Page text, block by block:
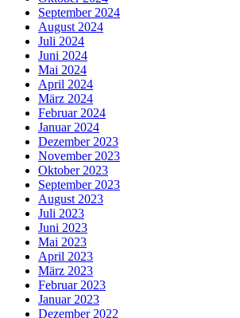
September 2024
August 2024
Juli 2024
Juni 2024
Mai 2024
April 2024
März 2024
Februar 2024
Januar 2024
Dezember 2023
November 2023
Oktober 2023
September 2023
August 2023
Juli 2023
Juni 2023
Mai 2023
April 2023
März 2023
Februar 2023
Januar 2023
Dezember 2022